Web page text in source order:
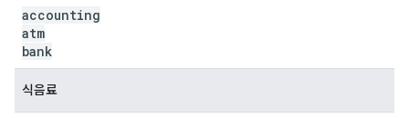
accounting
atm
bank
식음료